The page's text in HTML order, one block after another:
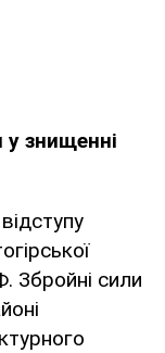
знищенні
Збройні сили